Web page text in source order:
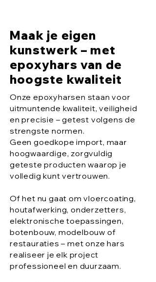
Maak je eigen
kunstwerk – met
epoxyhars van de
hoogste kwaliteit
Onze epoxyharsen staan voor
uitmuntende kwaliteit, veiligheid
en precisie – getest volgens de
strengste normen.
Geen goedkope import, maar
hoogwaardige, zorgvuldig
geteste producten waarop je
volledig kunt vertrouwen.
Of het nu gaat om vloercoating,
houtafwerking, onderzetters,
elektronische toepassingen,
botenbouw, modelbouw of
restauraties – met onze hars
realiseer je elk project
professioneel en duurzaam.